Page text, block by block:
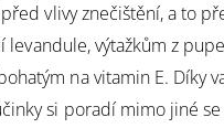
vlivy znečištění, a to
levandule, výtažkům z
na vitamin E. Díky
si poradí mimo jiné